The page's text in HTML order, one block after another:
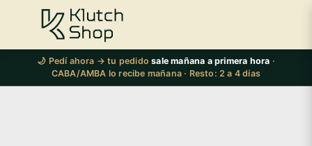
🌙 Pedí ahora → tu pedidosale mañana a primera hora ·
CABA/AMBA lo recibe mañana · Resto: 2 a 4 días